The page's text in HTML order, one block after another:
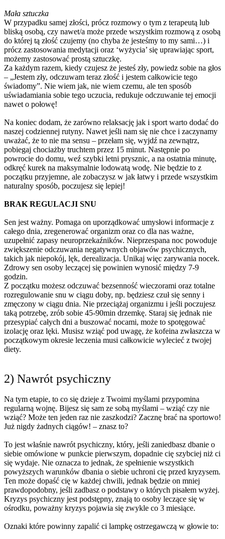
Mała sztuczka
W przypadku samej złości, prócz rozmowy o tym z terapeutą lub
bliską osobą, czy nawet/a może przede wszystkim rozmową z osobą
do której tą złość czujemy (no chyba że jesteśmy to my sami…) i
prócz zastosowania medytacji oraz ‘wyżycia’ się uprawiając sport,
możemy zastosować prostą sztuczkę.
Za każdym razem, kiedy czujesz że jesteś zły, powiedz sobie na głos
– „Jestem zły, odczuwam teraz złość i jestem całkowicie tego
świadomy”. Nie wiem jak, nie wiem czemu, ale ten sposób
uświadamiania sobie tego uczucia, redukuje odczuwanie tej emocji
nawet o połowę!
Na koniec dodam, że zarówno relaksację jak i sport warto dodać do
naszej codziennej rutyny. Nawet jeśli nam się nie chce i zaczynamy
uważać, że to nie ma sensu – przełam się, wyjdź na zewnątrz,
pobiegaj chociażby truchtem przez 15 minut. Następnie po
powrocie do domu, weź szybki letni prysznic, a na ostatnia minutę,
odkręć kurek na maksymalnie lodowatą wodę. Nie będzie to z
początku przyjemne, ale zobaczysz w jak łatwy i przede wszystkim
naturalny sposób, poczujesz się lepiej!
BRAK REGULACJI SNU
Sen jest ważny. Pomaga on uporządkować umysłowi informacje z
całego dnia, zregenerować organizm oraz co dla nas ważne,
uzupełnić zapasy neuroprzekaźników. Nieprzespana noc powoduje
zwiększenie odczuwania negatywnych objawów psychicznych,
takich jak niepokój, lęk, derealizacja. Unikaj więc zarywania nocek.
Zdrowy sen osoby leczącej się powinien wynosić między 7-9
godzin.
Z początku możesz odczuwać bezsenność wieczorami oraz totalne
rozregulowanie snu w ciągu doby, np. będziesz czuł się senny i
zmęczony w ciągu dnia. Nie przeciążaj organizmu i jeśli poczujesz
taką potrzebę, zrób sobie 45-90min drzemkę. Staraj się jednak nie
przesypiać całych dni a buszować nocami, może to spotęgować
izolację oraz lęki. Musisz wziąć pod uwagę, że kofeina zwłaszcza w
początkowym okresie leczenia musi całkowicie wylecieć z twojej
diety.
2) Nawrót psychiczny
Na tym etapie, to co się dzieje z Twoimi myślami przypomina
regularną wojnę. Bijesz się sam ze sobą myślami – wziąć czy nie
wziąć? Może ten jeden raz nie zaszkodzi? Zacznę brać na sportowo!
Już nigdy żadnych ciągów! – znasz to?
To jest właśnie nawrót psychiczny, który, jeśli zaniedbasz dbanie o
siebie omówione w punkcie pierwszym, dopadnie cię szybciej niż ci
się wydaje. Nie oznacza to jednak, że spełnienie wszystkich
powyższych warunków dbania o siebie uchroni cię przed kryzysem.
Ten może dopaść cię w każdej chwili, jednak będzie on mniej
prawdopodobny, jeśli zadbasz o podstawy o których pisałem wyżej.
Kryzys psychiczny jest podstępny, znają to osoby leczące się w
ośrodku, poważny kryzys pojawia się zwykle co 3 miesiące.
Oznaki które powinny zapalić ci lampkę ostrzegawczą w głowie to: